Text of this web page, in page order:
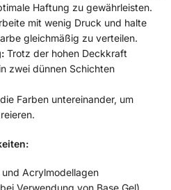
Haftung zu gewährleisten.
mit wenig Druck und halte
gleichmäßig zu verteilen.
Trotz der hohen Deckkraft
zwei dünnen Schichten
Farben untereinander, um
Acrylmodellagen